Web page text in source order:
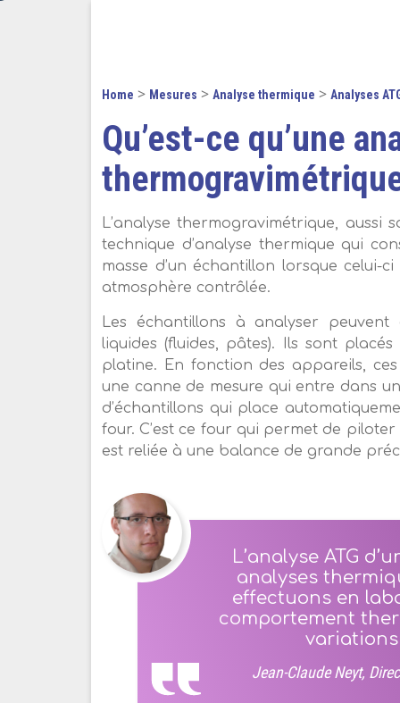
Home > Mesures > Analyse thermique > Analyses
Qu’est-ce qu’une
L’analyse thermogravimétrique, aussi
technique d’analyse thermique qui
masse d’un échantillon lorsque celui-
atmosphère contrôlée.
Les échantillons à analyser peuvent
liquides (fluides, pâtes). Ils sont
platine. En fonction des appareils,
une canne de mesure qui entre dans
d’échantillons qui place
four. C’est ce four qui permet de
est reliée à une balance de grande
L’analyse ATG
analyses
effectuons en
comportement
Jean-Claude Neyt,